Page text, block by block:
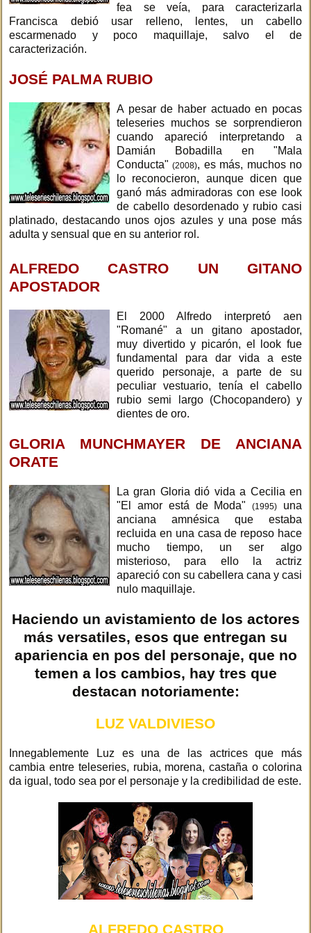
fea se veía, para caracterizarla
Francisca debió usar relleno, lentes, un cabello
escarmenado y poco maquillaje, salvo el de
caracterización.
JOSÉ PALMA RUBIO
A pesar de haber actuado en pocas
teleseries muchos se sorprendieron
cuando apareció interpretando a
Damián Bobadilla en "Mala
Conducta"(2008), es más, muchos no
lo reconocieron, aunque dicen que
ganó más admiradoras con ese look
de cabello desordenado y rubio casi
platinado, destacando unos ojos azules y una pose más
adulta y sensual que en su anterior rol.
ALFREDO CASTRO UN GITANO
APOSTADOR
El 2000 Alfredo interpretó aen
"Romané" a un gitano apostador,
muy divertido y picarón, el look fue
fundamental para dar vida a este
querido personaje, a parte de su
peculiar vestuario, tenía el cabello
rubio semi largo (Chocopandero) y
dientes de oro.
GLORIA MUNCHMAYER DE ANCIANA
ORATE
La gran Gloria dió vida a Cecilia en
"El amor está de Moda"(1995)
una
anciana amnésica que estaba
recluida en una casa de reposo hace
mucho tiempo, un ser algo
misterioso, para ello la actriz
apareció con su cabellera cana y casi
nulo maquillaje.
Haciendo un avistamiento de los actores
más versatiles, esos que entregan su
apariencia en pos del personaje, que no
temen a los cambios, hay tres que
destacan notoriamente:
LUZ VALDIVIESO
Innegablemente Luz es una de las actrices que más
cambia entre teleseries, rubia, morena, castaña o colorina
da igual, todo sea por el personaje y la credibilidad de este.
ALFREDO CASTRO